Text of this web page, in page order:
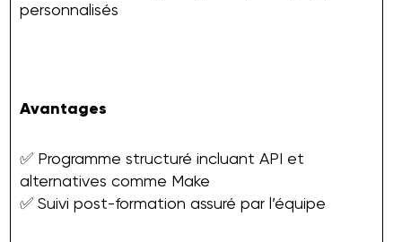
personnalisés
Avantages
✅ Programme structuré incluant API et
alternatives comme Make
✅ Suivi post-formation assuré par l’équipe